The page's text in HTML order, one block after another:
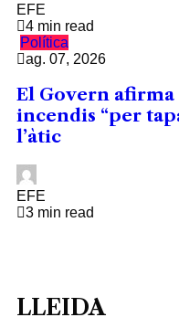
EFE
4 min read
Política
ag. 07, 2026
El Govern afirma
incendis “per
l’àtic
EFE
3 min read
LLEIDA